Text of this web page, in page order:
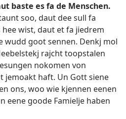
baste es fa de Menschen.
soo, daut dee sull fa
wist, daut et fa jiedrem
wudd goot sennen. Denkj mol
rajcht toopstalen
nokomen von
jemoakt haft. Un Gott siene
ons, woo wie kjennen eenen
eene goode Famielje haben